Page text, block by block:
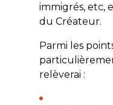
immigrés, etc,
du Créateur.
Parmi les
relèverai :